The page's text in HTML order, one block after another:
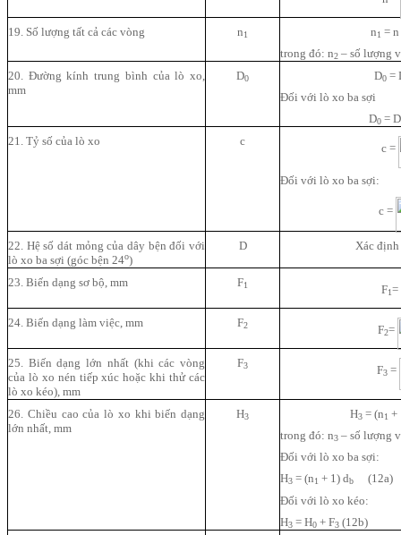
19. Số lượng tất cả các vòng n1 n1 =
trong đó: n2 – số lượng
20. Đường kính trung bình của lò xo,
mm
D0 D0 =
Đối với lò xo ba sợi
D0 =
21. Tỷ số của lò xo
c
c =
Đối với lò xo ba sợi:
c =
22. Hệ số dát mỏng của dây bện đối với
lò xo ba sợi (góc bện 24o)
D Xác
23. Biến dạng sơ bộ, mm F1 F1=
24. Biến dạng làm việc, mm F2 F2=
25. Biến dạng lớn nhất (khi các vòng
của lò xo nén tiếp xúc hoặc khi thử các
lò xo kéo), mm
F3 F3 =
26. Chiều cao của lò xo khi biến dạng
lớn nhất, mm
H3 H3 = (n1 +
trong đó: n3 – số lượng
Đối với lò xo ba sợi:
H3 = (n1 + 1) db
(12a)
Đối với lò xo kéo:
H3 = H0 + F3 (12b)